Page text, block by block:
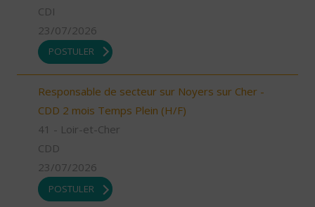
CDI
23/07/2026
POSTULER
Responsable de secteur sur Noyers sur Cher -
CDD 2 mois Temps Plein (H/F)
41 - Loir-et-Cher
CDD
23/07/2026
POSTULER